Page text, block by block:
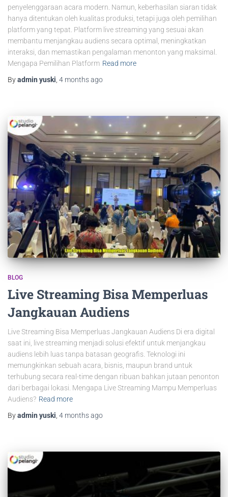
penyelenggaraan acara modern. Namun, keberhasilan siaran tidak
hanya ditentukan oleh kualitas produksi, tetapi juga oleh pemilihan
platform yang tepat. Platform live streaming yang sesuai akan
membantu menjangkau audiens secara optimal, meningkatkan
interaksi, dan memastikan pengalaman menonton yang maksimal.
Mengapa Pemilihan Platform Read more
Byadmin yuski 4 monthsago
BLOG
Live Streaming Bisa Memperluas
Jangkauan Audiens
Live Streaming Bisa Memperluas Jangkauan Audiens Di era digital
saat ini, live streaming menjadi solusi efektif untuk menjangkau
audiens lebih luas tanpa batasan geografis. Teknologi ini
memungkinkan sebuah acara, bisnis, maupun brand untuk
terhubung secara real-time dengan ribuan bahkan jutaan penonton
dari berbagai lokasi. Mengapa Live Streaming Mampu Memperluas
Audiens? Read more
Byadmin yuski, 4 monthsago